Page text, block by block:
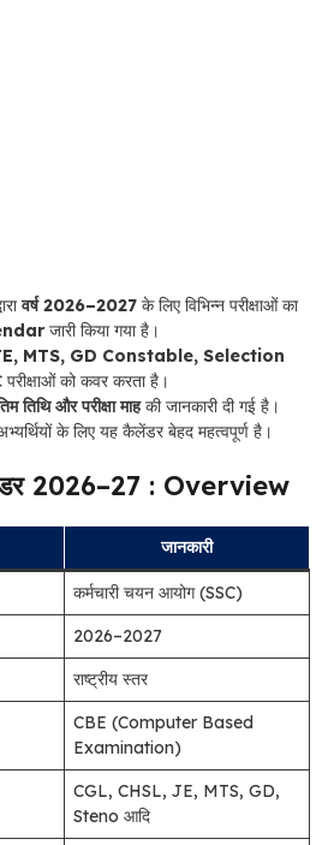
वर्ष 2026–2027 के लिए विभिन्न परीक्षाओं का
जारी किया गया है।
MTS, GD Constable, Selection
को कवर करता है।
तिथि और परीक्षा माहकी जानकारी दी गई है।
के लिए यह कैलेंडर बेहद महत्वपूर्ण है।
2026–27 : Overview
जानकारी
कर्मचारी चयन आयोग (SSC)
2026–2027
राष्ट्रीय स्तर
CBE (Computer Based
Examination)
CGL, CHSL, JE, MTS, GD,
Steno आदि